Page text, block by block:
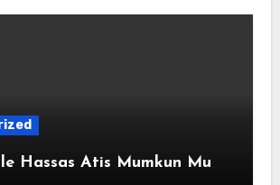
Hassas Atis Mumkun Mu